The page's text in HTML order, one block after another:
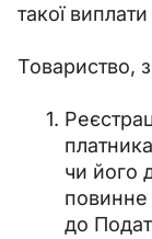
такої
Товариство,
чи його
повинне
до